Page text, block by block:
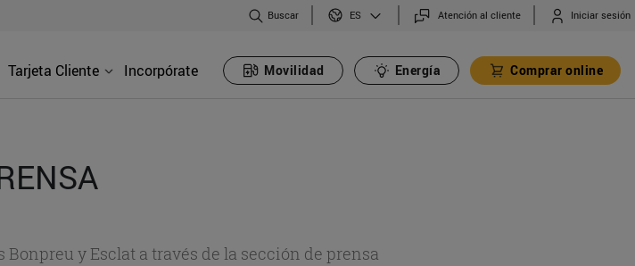
Buscar ES Atención al cliente Iniciar sesión
Tarjeta Cliente Incorpórate Movilidad Energía Comprar online
y Esclat a través de la sección de prensa